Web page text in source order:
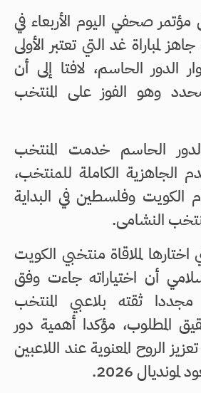
صحفي اليوم الأربعاء في
لمباراة غد التي تعتبر الأولى
الدور الحاسم، لافتا إلى أن
وهو الفوز على المنتخب
الحاسم خدمت المنتخب
الجاهزية الكاملة للمنتخب،
وفلسطين في البداية
النشامى.
لملاقاة منتخبي الكويت
أن اختياراته جاءت وفق
مجددا ثقته بلاعبي المنتخب
المطلوب، مؤكدا أهمية دور
الروح المعنوية عند اللاعبين
2026.